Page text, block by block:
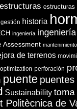
estructuras estructuras
gestión historia
ingeniería
Assessment mantenimiento
de terrenos
optimization perforación
puente puentes
Sustainability
Politècnica de